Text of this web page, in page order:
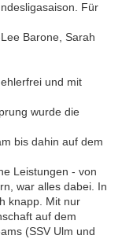
Für
Barone, Sarah
und mit
wurde die
bis dahin auf dem
Leistungen - von
war alles dabei. In
knapp. Mit nur
auf dem
(SSV Ulm und